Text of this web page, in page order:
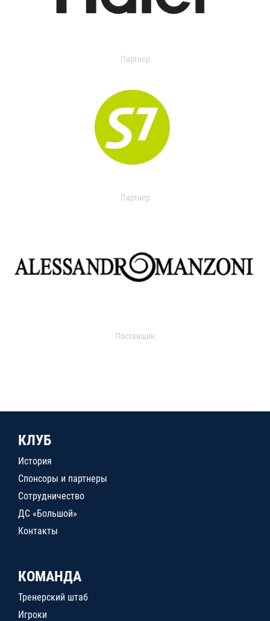
Партнер
Партнер
Поставщик
КЛУБ
История
Спонсоры и партнеры
Сотрудничество
ДС «Большой»
Контакты
КОМАНДА
Тренерский штаб
Игроки